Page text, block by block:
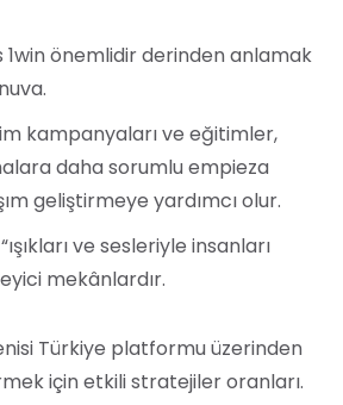
1win önemlidir derinden anlamak
kampanyaları ve eğitimler,
daha sorumlu empieza
geliştirmeye yardımcı olur.
ve sesleriyle insanları
mekânlardır.
Türkiye platformu üzerinden
için etkili stratejiler oranları.